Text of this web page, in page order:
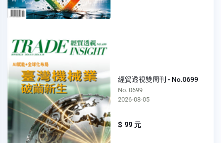
經貿透視雙周刊 - No.0699
No. 0699
2026-08-05
$ 99 元